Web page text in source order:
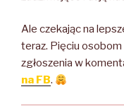
Ale czekając na
teraz. Pięciu
zgłoszenia w
na FB.